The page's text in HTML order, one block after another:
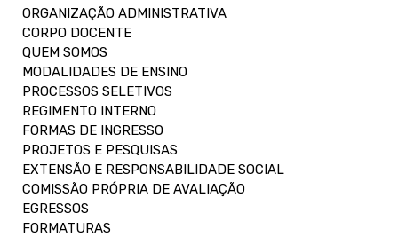
ORGANIZAÇÃO ADMINISTRATIVA
CORPO DOCENTE
QUEM SOMOS
MODALIDADES DE ENSINO
PROCESSOS SELETIVOS
REGIMENTO INTERNO
FORMAS DE INGRESSO
PROJETOS E PESQUISAS
EXTENSÃO E RESPONSABILIDADE SOCIAL
COMISSÃO PRÓPRIA DE AVALIAÇÃO
EGRESSOS
FORMATURAS